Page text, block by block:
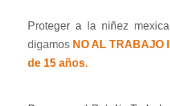
Proteger a la niñez
digamos NO AL TRABAJO
de 15 años.